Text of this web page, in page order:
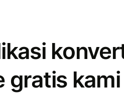
gratis kami